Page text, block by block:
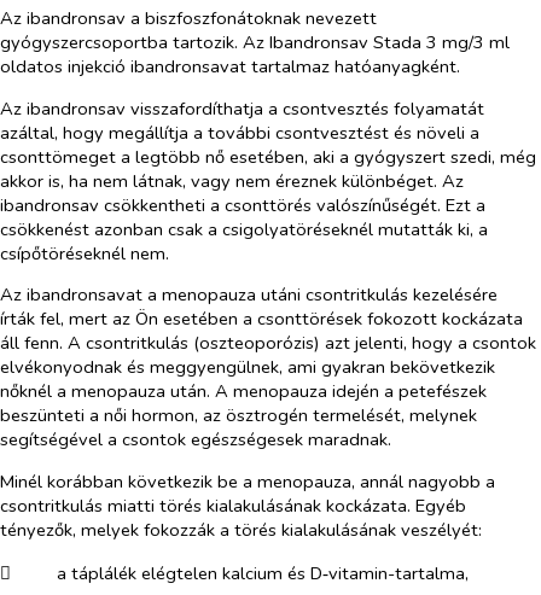
Az ibandronsav a biszfoszfonátoknak nevezett
gyógyszercsoportba tartozik. Az Ibandronsav Stada 3 mg/3 ml
oldatos injekció ibandronsavat tartalmaz hatóanyagként.
Az ibandronsav visszafordíthatja a csontvesztés folyamatát
azáltal, hogy megállítja a további csontvesztést és növeli a
csonttömeget a legtöbb nő esetében, aki a gyógyszert szedi, még
akkor is, ha nem látnak, vagy nem éreznek különbéget. Az
ibandronsav csökkentheti a csonttörés valószínűségét. Ezt a
csökkenést azonban csak a csigolyatöréseknél mutatták ki, a
csípőtöréseknél nem.
Az ibandronsavat a menopauza utáni csontritkulás kezelésére
írták fel, mert az Ön esetében a csonttörések fokozott kockázata
áll fenn. A csontritkulás (oszteoporózis) azt jelenti, hogy a csontok
elvékonyodnak és meggyengülnek, ami gyakran bekövetkezik
nőknél a menopauza után. A menopauza idején a petefészek
beszünteti a női hormon, az ösztrogén termelését, melynek
segítségével a csontok egészségesek maradnak.
Minél korábban következik be a menopauza, annál nagyobb a
csontritkulás miatti törés kialakulásának kockázata. Egyéb
tényezők, melyek fokozzák a törés kialakulásának veszélyét:
​
a táplálék elégtelen kalcium és D‑vitamin-tartalma,